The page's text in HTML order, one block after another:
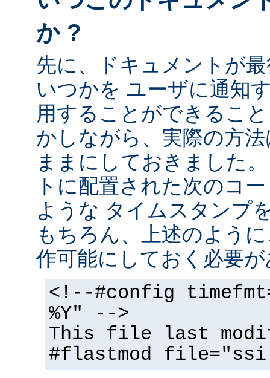
か ?
先に、ドキュメントが
いつかを ユーザに通知
用することができるこ
かしながら、実際の方
ままにしておきました
トに配置された次のコ
ような タイムスタンプ
もちろん、上述のよう
作可能にしておく必要
<!--#config
%Y" -->
This file last
#flastmod